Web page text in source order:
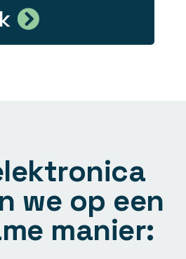
we op een
manier: